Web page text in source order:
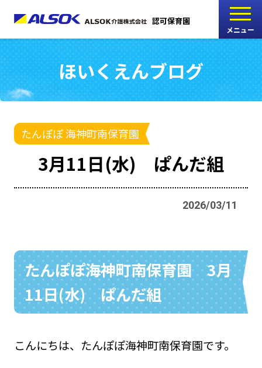
認可保育園
メニュー
こどもの家
志木中宗岡保育園
たんぽぽ
西船橋駅前保育園
RECRUIT
048-631-3721 お問い合わせ
ほいくえんブログ
たんぽぽ 海神町南保育園
3月11日(水) ぱんだ組
2026/03/11
たんぽぽ海神町南保育園 3月
11日(水) ぱんだ組
こんにちは、たんぽぽ海神町南保育園です。